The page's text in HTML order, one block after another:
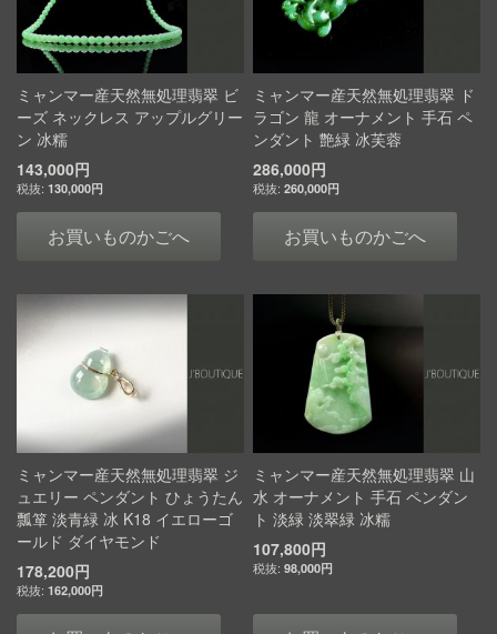
ミャンマー産天然無処理翡翠 ビ
ーズ ネックレス アップルグリー
ン 冰糯
143,000円
130,000円
お買いものかごへ
ミャンマー産天然無処理翡翠 ド
ラゴン 龍 オーナメント 手石 ペ
ンダント 艶緑 冰芙蓉
286,000円
260,000円
お買いものかごへ
ミャンマー産天然無処理翡翠 ジ
ュエリー ペンダント ひょうたん
瓢箪 淡青緑 冰 K18 イエローゴ
ールド ダイヤモンド
178,200円
162,000円
ミャンマー産天然無処理翡翠 山
水 オーナメント 手石 ペンダン
ト 淡緑 淡翠緑 冰糯
107,800円
98,000円